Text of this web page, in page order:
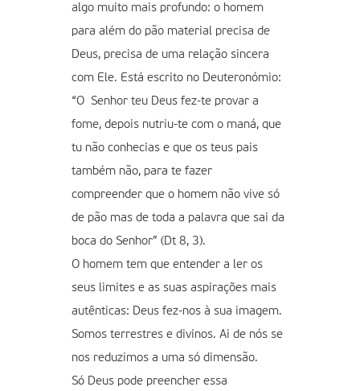
algo muito mais profundo: o homem
para além do pão material precisa de
Deus, precisa de uma relação sincera
com Ele. Está escrito no Deuteronómio:
“O Senhor teu Deus fez-te provar a
fome, depois nutriu-te com o maná, que
tu não conhecias e que os teus pais
também não, para te fazer
compreender que o homem não vive só
de pão mas de toda a palavra que sai da
boca do Senhor” (Dt 8, 3).
O homem tem que entender a ler os
seus limites e as suas aspirações mais
autênticas: Deus fez-nos à sua imagem.
Somos terrestres e divinos. Ai de nós se
nos reduzimos a uma só dimensão.
Só Deus pode preencher essa